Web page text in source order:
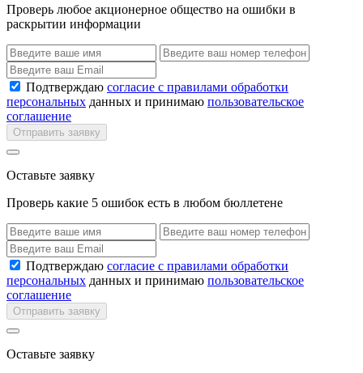
Проверь любое акционерное общество на ошибки в
раскрытии информации
Подтверждаю согласие с правилами обработки
персональных данных и принимаю пользовательское
соглашение
Отправить заявку
Оставьте заявку
Проверь какие 5 ошибок есть в любом бюллетене
Подтверждаю согласие с правилами обработки
персональных данных и принимаю пользовательское
соглашение
Отправить заявку
Оставьте заявку